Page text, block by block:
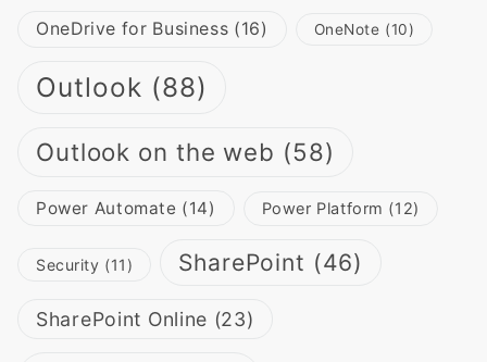
OneDrive for Business (16) OneNote (10)
Outlook (88)
Outlook on the web (58)
Power Automate (14) Power Platform (12)
Security (11) SharePoint (46)
SharePoint Online (23)